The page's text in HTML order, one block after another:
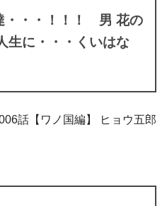
・・・！！！ 男 花の
生に・・・くいはな
話【ワノ国編】 ヒョウ五郎